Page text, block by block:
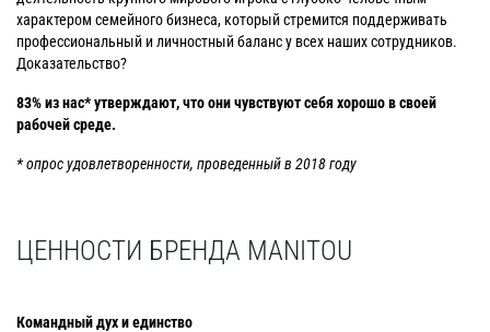
характером семейного бизнеса, который стремится поддерживать
профессиональный и личностный баланс у всех наших сотрудников.
Доказательство?
83% из нас* утверждают, что они чувствуют себя хорошо в своей
рабочей среде.
* опрос удовлетворенности, проведенный в 2018 году
ЦЕННОСТИ БРЕНДА MANITOU
Командный дух и единство